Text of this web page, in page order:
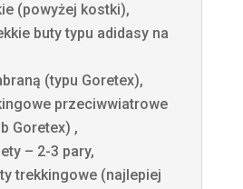
(powyżej kostki),
buty typu adidasy na
(typu Goretex),
przeciwwiatrowe
Goretex) ,
– 2-3 pary,
trekkingowe (najlepiej